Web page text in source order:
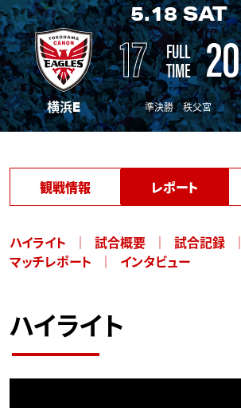
5.18SAT
17 FULL
TIME 20
横浜E 準決勝 秩父宮
観戦情報 レポート
ハイライト 試合概要 試合記録
マッチレポート
インタビュー
ハイライト